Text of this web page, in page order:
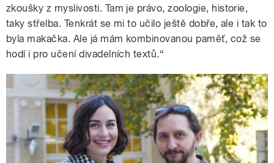
zkoušky z myslivosti. Tam je právo, zoologie, historie,
taky střelba. Tenkrát se mi to učilo ještě dobře, ale i tak to
byla makačka. Ale já mám kombinovanou paměť, což se
hodí i pro učení divadelních textů.“